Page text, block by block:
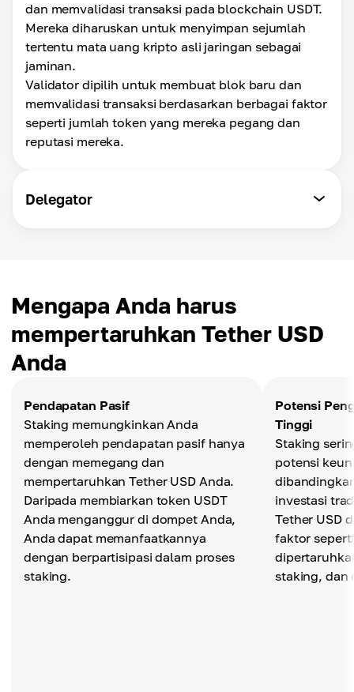
dan memvalidasi transaksi pada blockchain USDT.
Mereka diharuskan untuk menyimpan sejumlah
tertentu mata uang kripto asli jaringan sebagai
jaminan.
Validator dipilih untuk membuat blok baru dan
memvalidasi transaksi berdasarkan berbagai faktor
seperti jumlah token yang mereka pegang dan
reputasi mereka.
Delegator
Mengapa Anda harus
mempertaruhkan Tether USD
Anda
Pendapatan Pasif
Staking memungkinkan Anda
memperoleh pendapatan pasif hanya
dengan memegang dan
mempertaruhkan Tether USD Anda.
Daripada membiarkan token USDT
Anda menganggur di dompet Anda,
Anda dapat memanfaatkannya
dengan berpartisipasi dalam proses
staking.
Potensi
Tinggi
Staking
potensi
investasi
Tether USD
faktor
staking, dan